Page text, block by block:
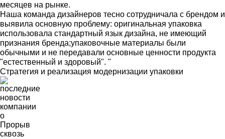
месяцев на рынке.
Наша команда дизайнеров тесно сотрудничала с брендом и
выявила основную проблему: оригинальная упаковка
использовала стандартный язык дизайна, не имеющий
признания бренда;упаковочные материалы были
обычными и не передавали основные ценности продукта
"естественный и здоровый". "
Стратегия и реализация модернизации упаковки